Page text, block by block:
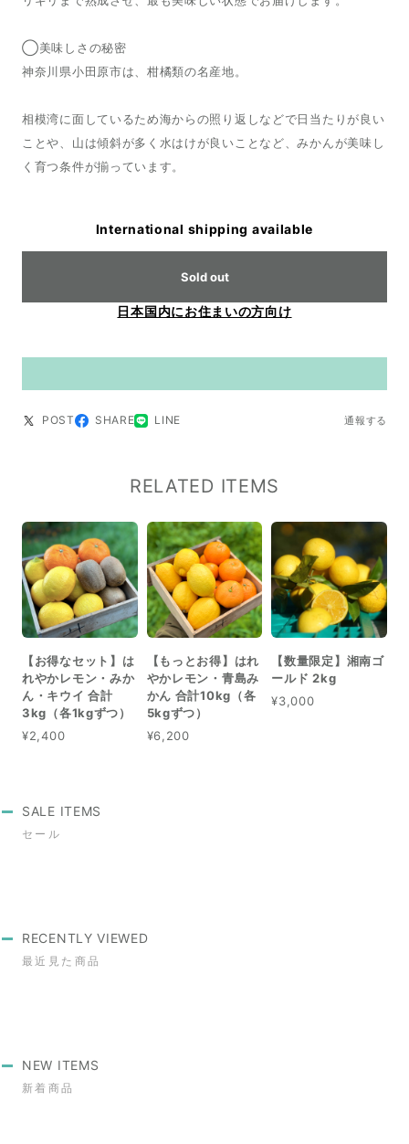
◯美味しさの秘密
神奈川県小田原市は、柑橘類の名産地。
相模湾に面しているため海からの照り返しなどで日当たりが良い
ことや、山は傾斜が多く水はけが良いことなど、みかんが美味し
く育つ条件が揃っています。
International shipping available
Sold out
日本国内にお住まいの方向け
POST SHARE LINE 通報する
RELATED ITEMS
【お得なセット】は
れやかレモン・みか
ん・キウイ 合計
3kg（各1kgずつ）
¥2,400
【もっとお得】はれ
やかレモン・青島み
かん 合計10kg（各
5kgずつ）
¥6,200
【数量限定】湘南ゴ
ールド 2kg
¥3,000
SALE ITEMS
セール
RECENTLY VIEWED
最近見た商品
NEW ITEMS
新着商品